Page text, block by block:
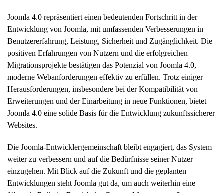
Joomla 4.0 repräsentiert einen bedeutenden Fortschritt in der
Entwicklung von Joomla, mit umfassenden Verbesserungen in
Benutzererfahrung, Leistung, Sicherheit und Zugänglichkeit. Die
positiven Erfahrungen von Nutzern und die erfolgreichen
Migrationsprojekte bestätigen das Potenzial von Joomla 4.0,
moderne Webanforderungen effektiv zu erfüllen. Trotz einiger
Herausforderungen, insbesondere bei der Kompatibilität von
Erweiterungen und der Einarbeitung in neue Funktionen, bietet
Joomla 4.0 eine solide Basis für die Entwicklung zukunftssicherer
Websites.
Die Joomla-Entwicklergemeinschaft bleibt engagiert, das System
weiter zu verbessern und auf die Bedürfnisse seiner Nutzer
einzugehen. Mit Blick auf die Zukunft und die geplanten
Entwicklungen steht Joomla gut da, um auch weiterhin eine